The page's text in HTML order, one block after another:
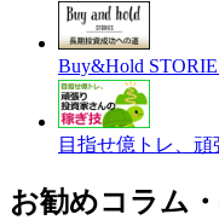
Buy&Hold
目指せ億トレ、
お勧めコラム